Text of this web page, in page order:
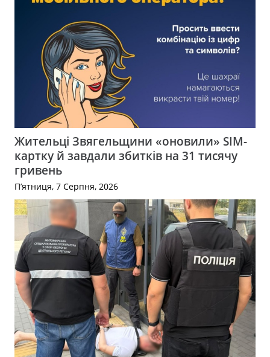
Жительці Звягельщини «оновили» SIM-
картку й завдали збитків на 31 тисячу
гривень
П’ятниця, 7 Серпня, 2026